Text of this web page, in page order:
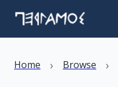
Home › Browse ›